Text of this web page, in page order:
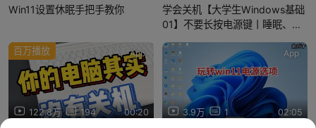
Win11设置休眠手把手教你
学会关机【大学生Windows基础
01】不要长按电源键丨睡眠、休
会损害电脑吗？
122.8万 194 00:20
百万播放 App
3.9万 1 02:05
App